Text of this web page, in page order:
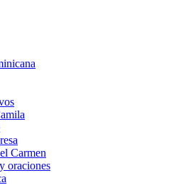
Carmen
oraciones